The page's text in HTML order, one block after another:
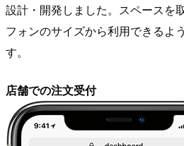
設計・開発しました。スペースを
フォンのサイズから利用できるよ
す。
店舗での注文受付